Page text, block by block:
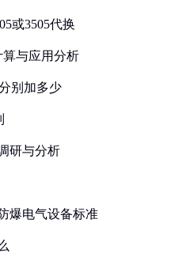
或3505代换
算与应用分析
别加多少
研与分析
爆电气设备标准